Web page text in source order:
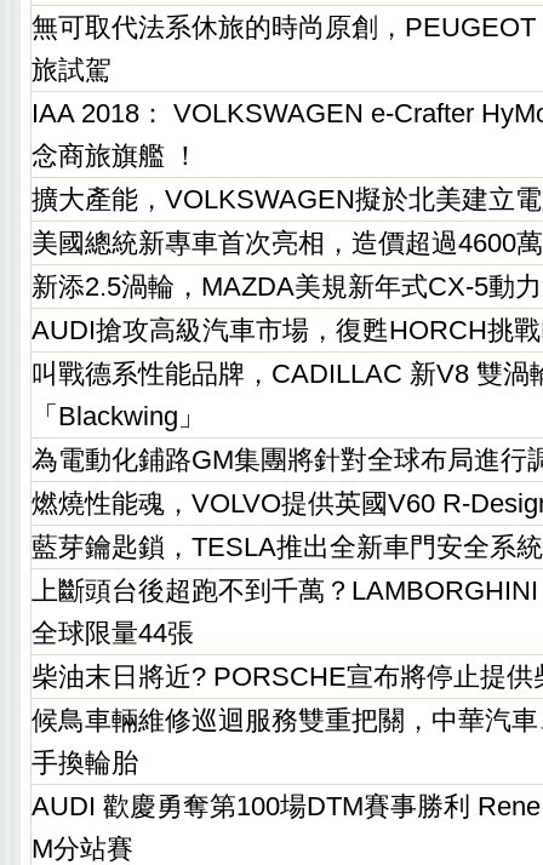
無可取代法系休旅的時尚原創，
旅試駕
IAA 2018： VOLKSWAGEN e-Crafter
念商旅旗艦 ！
擴大產能，VOLKSWAGEN擬於北美建立
美國總統新專車首次亮相，造價超過4600
新添2.5渦輪，MAZDA美規新年式CX-5動
AUDI搶攻高級汽車市場，復甦HORCH挑
叫戰德系性能品牌，CADILLAC 新V8 雙渦
「Blackwing」
為電動化鋪路GM集團將針對全球布局進行
燃燒性能魂，VOLVO提供英國V60 R-
藍芽鑰匙鎖，TESLA推出全新車門安全系統
上斷頭台後超跑不到千萬？
全球限量44張
柴油末日將近? PORSCHE宣布將停止提供
候鳥車輛維修巡迴服務雙重把關，中華汽
手換輪胎
AUDI 歡慶勇奪第100場DTM賽事勝利
M分站賽